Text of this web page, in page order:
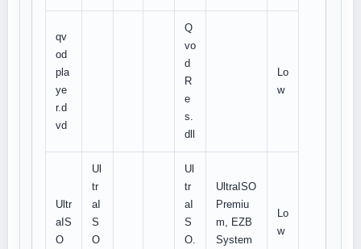
qv
od
pla
ye
r.d
vd
Q
vo
d
R
e
s.
dll
Lo
w
Ultr
aIS
O
Ul
tr
aI
S
O
Ul
tr
aI
S
O.
UltraISO
Premiu
m, EZB
System
Lo
w